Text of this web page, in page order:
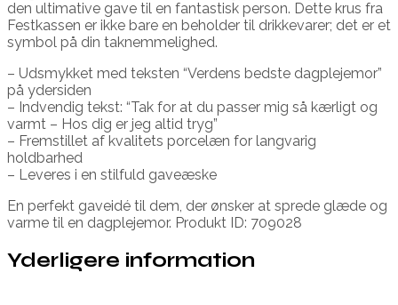
den ultimative gave til en fantastisk person. Dette krus fra
Festkassen er ikke bare en beholder til drikkevarer; det er et
symbol på din taknemmelighed.
– Udsmykket med teksten “Verdens bedste dagplejemor”
på ydersiden
– Indvendig tekst: “Tak for at du passer mig så kærligt og
varmt – Hos dig er jeg altid tryg”
– Fremstillet af kvalitets porcelæn for langvarig
holdbarhed
– Leveres i en stilfuld gaveæske
En perfekt gaveidé til dem, der ønsker at sprede glæde og
varme til en dagplejemor. Produkt ID: 709028
Yderligere information